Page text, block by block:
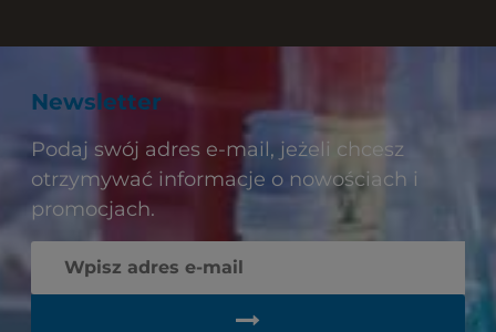
Newsletter
Podaj swój adres e-mail, jeżeli chcesz
otrzymywać informacje o nowościach i
promocjach.